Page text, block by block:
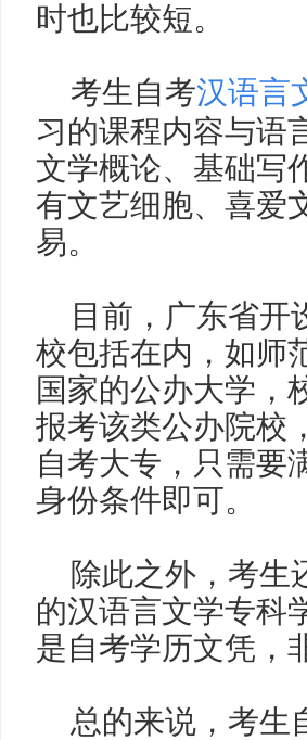
时也比较短。
考生自考汉语言
习的课程内容与语
文学概论、基础写
有文艺细胞、喜爱
易。
目前，广东省开
校包括在内，如师
国家的公办大学，
报考该类公办院校
自考大专，只需要
身份条件即可。
除此之外，考生
的汉语言文学专科
是自考学历文凭，
总的来说，考生